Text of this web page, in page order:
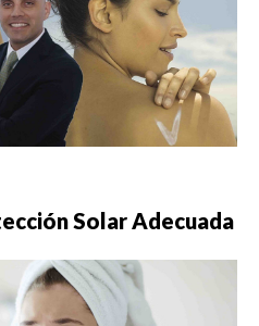
Solar Adecuada